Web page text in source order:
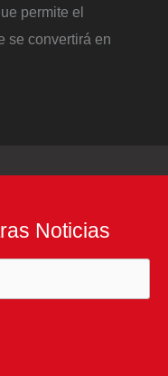
permite el
se convertirá en
Noticias